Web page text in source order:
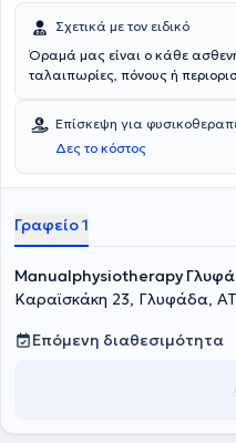
Σχετικά με τον ειδικό
Όραμά μας είναι ο κάθε
ταλαιπωρίες, πόνους ή
Επίσκεψη για
Δες το κόστος
Γραφείο 1
Manualphysiotherapy
Καραϊσκάκη 23, Γλυφάδα,
Επόμενη διαθεσιμότητα